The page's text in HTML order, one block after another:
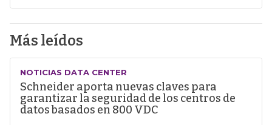
Más leídos
NOTICIAS DATA CENTER
Schneider aporta nuevas claves para
garantizar la seguridad de los centros de
datos basados en 800 VDC